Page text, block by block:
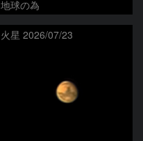
地球の為
火星 2026/07/23